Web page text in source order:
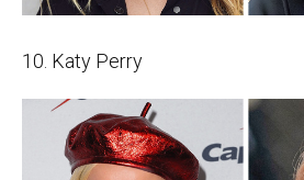
10. Katy Perry